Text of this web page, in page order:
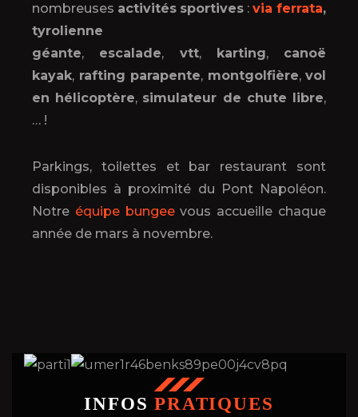
nombreuses activités sportives : via ferrata,
tyrolienne
géante, escalade, vtt, karting, canoë
kayak, rafting parapente, montgolfière, vol
en hélicoptère, simulateur de chute libre,
… !
Parkings, toilettes et bar restaurant sont
disponibles à proximité du Pont Napoléon.
Notre équipe bungeevous accueille chaque
année de mars à novembre.
INFOSPRATIQUES